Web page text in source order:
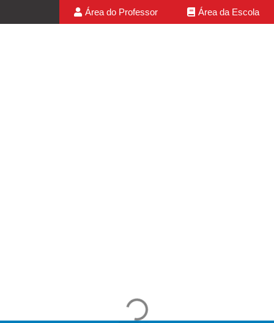
Área do Professor Área da Escola